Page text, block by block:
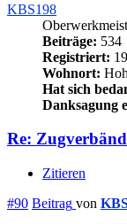
KBS198
Beiträge: 534
Registriert:
Wohnort:
Hat sich
Danksagung
Re:
Zitieren
#90 Beitrag von